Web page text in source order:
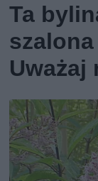
Ta
Uważaj